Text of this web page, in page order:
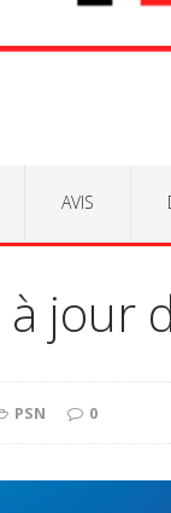
AVIS
à jour
PSN 0